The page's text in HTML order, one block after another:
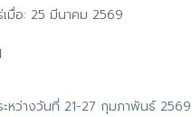
เมื่อ: 25 มีนาคม 2569
หว่างวันที่ 21-27 กุมภาพันธ์ 2569